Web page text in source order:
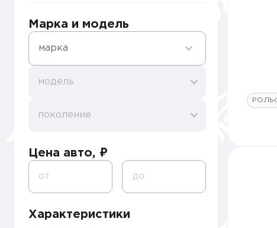
Марка и модель
марка
модель
поколение
Цена авто, ₽
от до
Характеристики